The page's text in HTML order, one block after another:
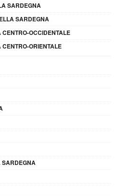
SARDEGNA
SARDEGNA
OCCIDENTALE
ORIENTALE
SARDEGNA